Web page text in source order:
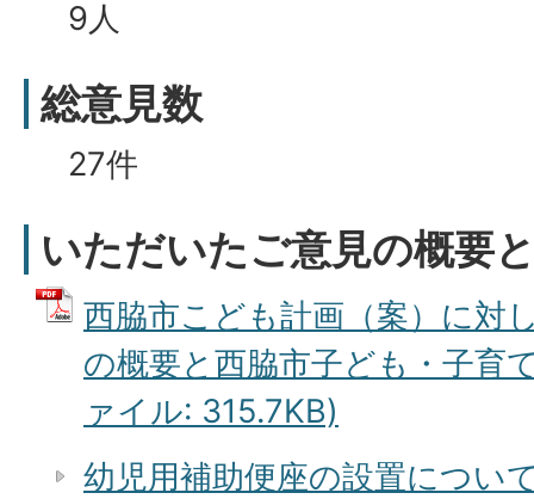
9人
総意見数
27件
いただいたご意見の概要
西脇市こども計画（案）に対
の概要と西脇市子ども・子育
ァイル: 315.7KB)
幼児用補助便座の設置につい